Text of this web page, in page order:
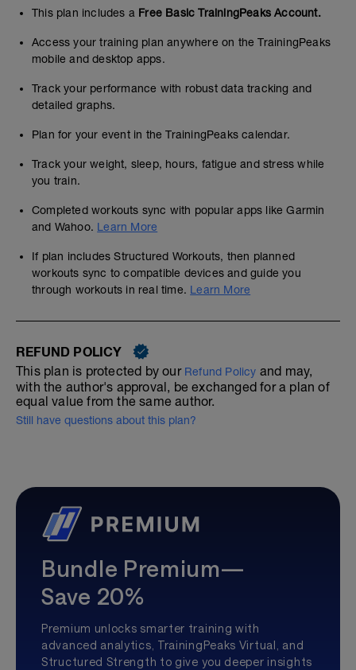
This plan includes a Free Basic TrainingPeaks Account.
Access your training plan anywhere on the TrainingPeaks
mobile and desktop apps.
Track your performance with robust data tracking and
detailed graphs.
Plan for your event in the TrainingPeaks calendar.
Track your weight, sleep, hours, fatigue and stress while
you train.
Completed workouts sync with popular apps like Garmin
and Wahoo. Learn More
If plan includes Structured Workouts, then planned
workouts sync to compatible devices and guide you
through workouts in real time. Learn More
REFUND POLICY
This plan is protected by our Refund Policy and may,
with the author's approval, be exchanged for a plan of
equal value from the same author.
Still have questions about this plan?
Bundle Premium—
Save 20%
Premium unlocks smarter training with
advanced analytics, TrainingPeaks Virtual, and
Structured Strength to give you deeper insights